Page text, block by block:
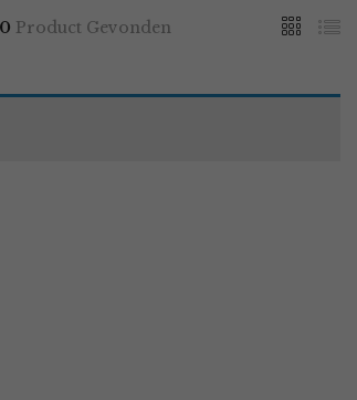
0 Product Gevonden